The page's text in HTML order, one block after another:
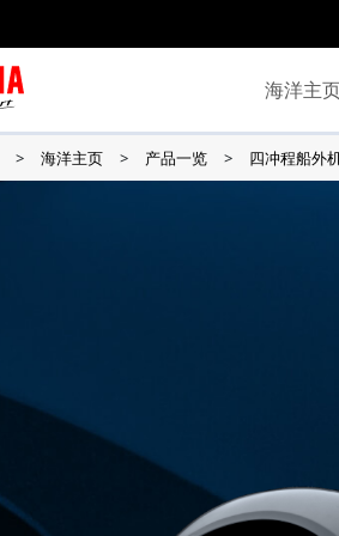
海洋主
海洋主页 产品一览 四冲程船外